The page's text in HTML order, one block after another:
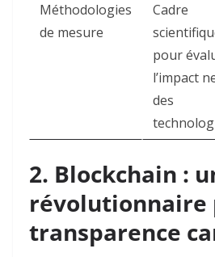
Méthodologies
de mesure
Cadre
pour
l’impact
des
2. Blockchain :
révolutionnaire
transparence